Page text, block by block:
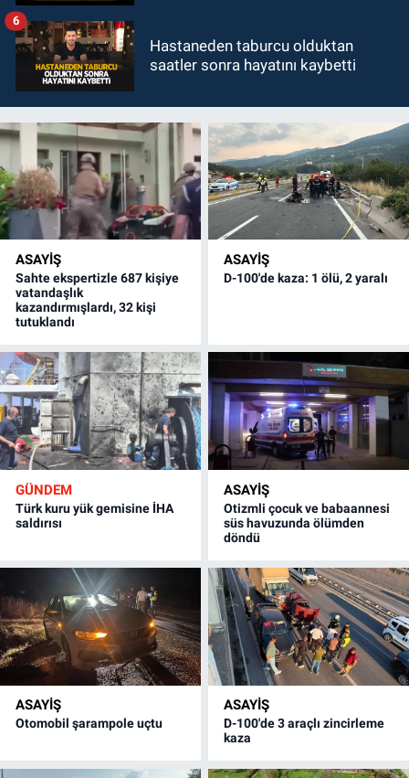
Hastaneden taburcu olduktan
saatler sonra hayatını kaybetti
6
ASAYİŞ
Sahte ekspertizle 687 kişiye
vatandaşlık
kazandırmışlardı, 32 kişi
tutuklandı
ASAYİŞ
D-100'de kaza: 1 ölü, 2 yaralı
GÜNDEM
Türk kuru yük gemisine İHA
saldırısı
ASAYİŞ
Otizmli çocuk ve babaannesi
süs havuzunda ölümden
döndü
ASAYİŞ
Otomobil şarampole uçtu
ASAYİŞ
D-100'de 3 araçlı zincirleme
kaza